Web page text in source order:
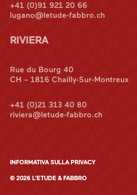
+41 (0)91 921 20 66
lugano@letude-fabbro.ch
RIVIERA
Rue du Bourg 40
CH – 1816 Chailly-Sur-Montreux
+41 (0)21 313 40 80
riviera@letude-fabbro.ch
© 2026 L’ETUDE & FABBRO
INFORMATIVA SULLA PRIVACY
Internazionale
Italian desk